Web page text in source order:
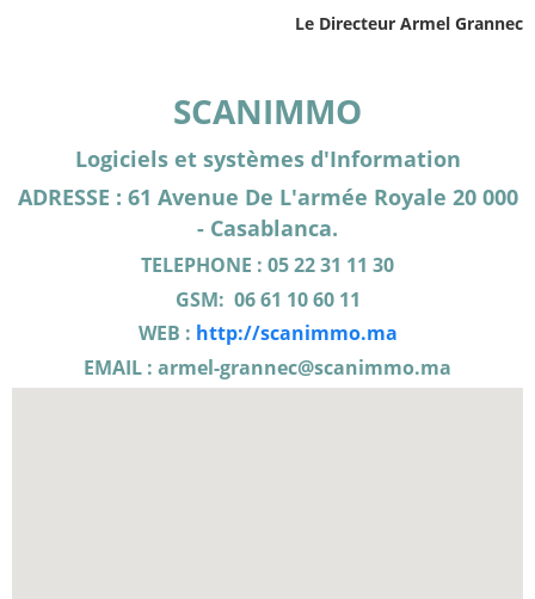
Le Directeur Armel Grannec
SCANIMMO
Logiciels et systèmes d'Information
ADRESSE : 61 Avenue De L'armée Royale 20 000
- Casablanca.
TELEPHONE : 05 22 31 11 30
GSM: 06 61 10 60 11
WEB : http://scanimmo.ma
EMAIL : armel-grannec@scanimmo.ma